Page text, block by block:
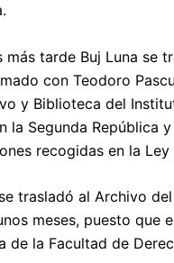
más tarde Buj Luna se
con Teodoro
y Biblioteca del
la Segunda República
recogidas en la Ley
trasladó al Archivo
meses, puesto que
de la Facultad de